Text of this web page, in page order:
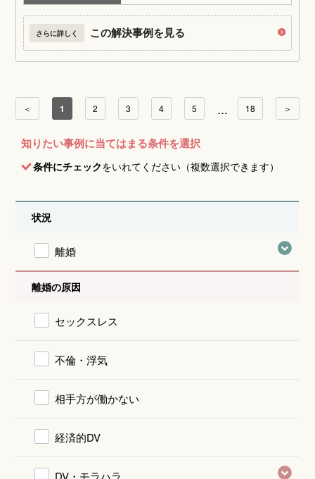
さらに詳しく この解決事例を見る
＜ 1 2 3 4 5 ... 18 ＞
知りたい事例に当てはまる条件を選択
条件にチェックをいれてください（複数選択できます）
状況
離婚
離婚の原因
セックスレス
不倫・浮気
相手方が働かない
経済的DV
DV・モラハラ